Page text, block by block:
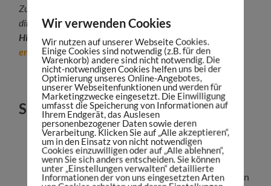
Zudem könnt ihr mit dem Code „SportsManiacDSE19“
direkt 15% beim Ticketkauf sparen.
Hier geht’s zum Ticketkauf:
https://digital-sports-
entertainment.de/anmeldung/
Shownotes:
Shownotes unter:
https://sportsmaniac.de/episode148
Du benötigst Unterstützung bei deinem
digitalen Marketing, willst einen Podcast starten
Wir verwenden Cookies
Wir nutzen auf unserer Webseite Cookies.
Einige Cookies sind notwendig (z.B. für den
Warenkorb) andere sind nicht notwendig. Die
nicht-notwendigen Cookies helfen uns bei der
Optimierung unseres Online-Angebotes,
unserer Webseitenfunktionen und werden für
Marketingzwecke eingesetzt. Die Einwilligung
umfasst die Speicherung von Informationen auf
Ihrem Endgerät, das Auslesen
personenbezogener Daten sowie deren
Verarbeitung. Klicken Sie auf „Alle akzeptieren“,
um in den Einsatz von nicht notwendigen
Cookies einzuwilligen oder auf „Alle ablehnen“,
wenn Sie sich anders entscheiden. Sie können
unter „Einstellungen verwalten“ detaillierte
Informationen der von uns eingesetzten Arten